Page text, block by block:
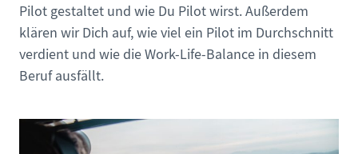
Pilot gestaltet und wie Du Pilot wirst. Außerdem
klären wir Dich auf, wie viel ein Pilot im Durchschnitt
verdient und wie die Work-Life-Balance in diesem
Beruf ausfällt.